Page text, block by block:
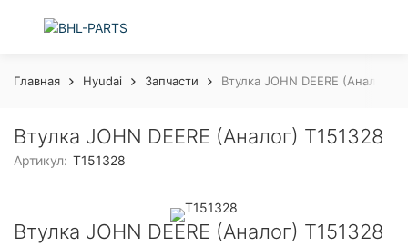
Главная Hyudai Запчасти Втулка JOHN DEERE (Аналог)
Втулка JOHN DEERE (Аналог) T151328
Артикул: T151328
Втулка JOHN DEERE (Аналог) T151328